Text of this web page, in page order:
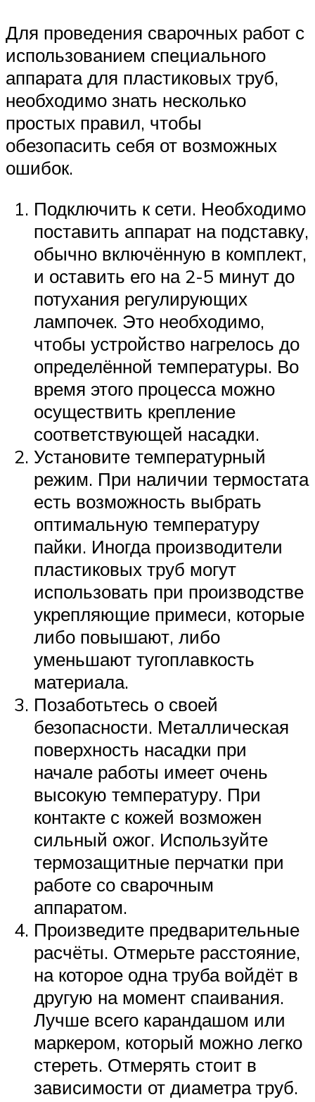
Для проведения сварочных работ с
использованием специального
аппарата для пластиковых труб,
необходимо знать несколько
простых правил, чтобы
обезопасить себя от возможных
ошибок.
Подключить к сети. Необходимо
поставить аппарат на подставку,
обычно включённую в комплект,
и оставить его на 2-5 минут до
потухания регулирующих
лампочек. Это необходимо,
чтобы устройство нагрелось до
определённой температуры. Во
время этого процесса можно
осуществить крепление
соответствующей насадки.
Установите температурный
режим. При наличии термостата
есть возможность выбрать
оптимальную температуру
пайки. Иногда производители
пластиковых труб могут
использовать при производстве
укрепляющие примеси, которые
либо повышают, либо
уменьшают тугоплавкость
материала.
Позаботьтесь о своей
безопасности. Металлическая
поверхность насадки при
начале работы имеет очень
высокую температуру. При
контакте с кожей возможен
сильный ожог. Используйте
термозащитные перчатки при
работе со сварочным
аппаратом.
Произведите предварительные
расчёты. Отмерьте расстояние,
на которое одна труба войдёт в
другую на момент спаивания.
Лучше всего карандашом или
маркером, который можно легко
стереть. Отмерять стоит в
зависимости от диаметра труб.